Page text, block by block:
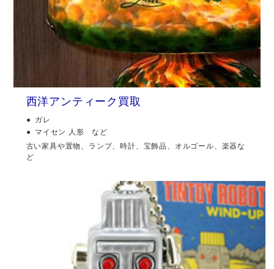
西洋アンティーク買取
ガレ
マイセン 人形 など
古い家具や置物、ランプ、時計、宝飾品、オルゴール、楽器な
ど